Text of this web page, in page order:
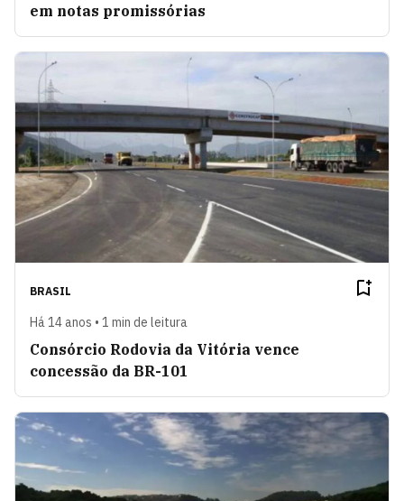
em notas promissórias
BRASIL
Há 14 anos • 1 min de leitura
Consórcio Rodovia da Vitória vence
concessão da BR-101